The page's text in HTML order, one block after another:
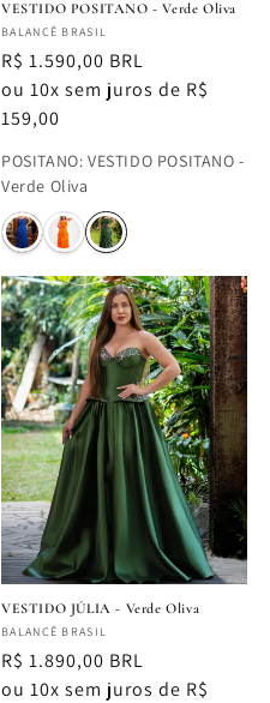
VESTIDO POSITANO - Verde Oliva
Fornecedor:
BALANCÊ BRASIL
Preço
normal
R$ 1.590,00 BRL
ou 10x sem juros de R$
159,00
POSITANO:VESTIDO POSITANO -
Verde Oliva
VESTIDO JÚLIA - Verde Oliva
Fornecedor:
BALANCÊ BRASIL
Preço
normal
R$ 1.890,00 BRL
ou 10x sem juros de R$